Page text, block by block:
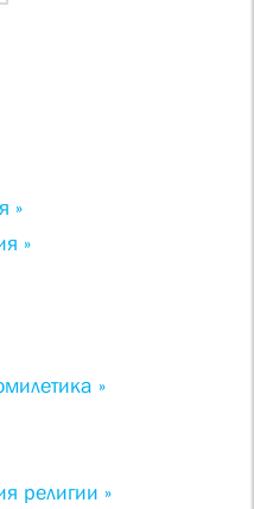
»
»
»
религии »